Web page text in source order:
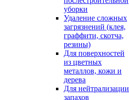
уборки
Удаление сложных
загрязнений (клея,
граффити, скотча,
резины)
Для поверхностей
из цветных
металлов, кожи и
дерева
Для нейтрализации
запахов